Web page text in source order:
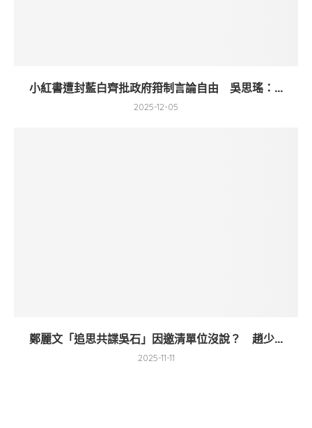
小紅書遭封藍白齊批政府箝制言論自由 吳思瑤：...
2025-12-05
鄭麗文「追思共諜吳石」因邀清單位沒說？ 趙少...
2025-11-11